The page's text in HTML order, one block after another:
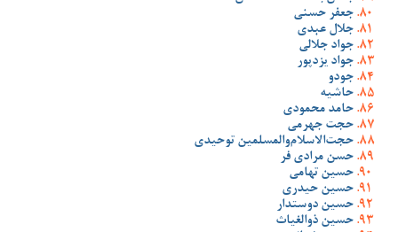
جعفر حسنی
جلال عبدی
جواد جلالی
جواد یزدپور
جودو
حاشیه
حامد محمودی
حجت جهرمی
حجت‌الاسلام‌والمسلمین توحیدی
حسن مرادی فر
حسین تهامی
حسین حیدری
حسین دوستدار
حسین ذوالغیاث